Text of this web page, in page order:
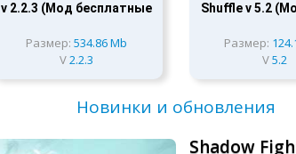
v 2.2.3 (Мод бесплатные
Размер: 534.86 Mb
V2.2.3
Shuffle v 5.2
Размер:
V5.2
Новинки и обновления
Shadow